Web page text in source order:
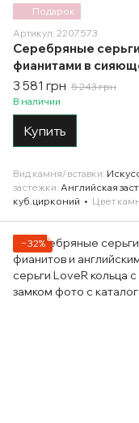
Подарок
Артикул: 2207573
Серебряные
фианитами в
3 581 грн 5 243 грн
В наличии
Купить
Вид камня/вставки
застежки Английская
куб.цирконий
Цвет
−32%